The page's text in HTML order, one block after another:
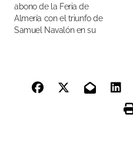
abono de la Feria de
Almería con el triunfo de
Samuel Navalón en su
palmas en su lote, ante una